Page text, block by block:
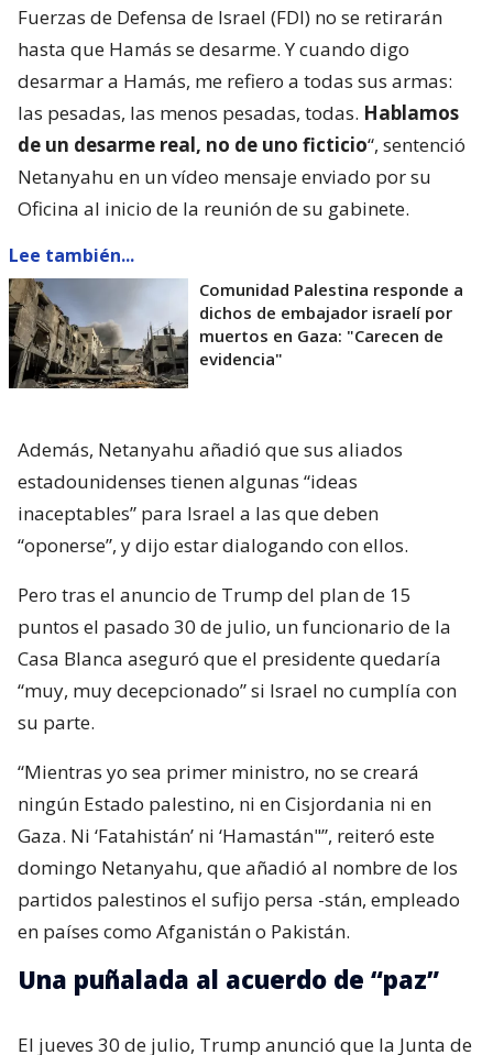
Fuerzas de Defensa de Israel (FDI) no se retirarán
hasta que Hamás se desarme. Y cuando digo
desarmar a Hamás, me refiero a todas sus armas:
las pesadas, las menos pesadas, todas. Hablamos
de un desarme real, no de uno ficticio“, sentenció
Netanyahu en un vídeo mensaje enviado por su
Oficina al inicio de la reunión de su gabinete.
Lee también...
Comunidad Palestina responde a
dichos de embajador israelí por
muertos en Gaza: "Carecen de
evidencia"
Además, Netanyahu añadió que sus aliados
estadounidenses tienen algunas “ideas
inaceptables” para Israel a las que deben
“oponerse”, y dijo estar dialogando con ellos.
Pero tras el anuncio de Trump del plan de 15
puntos el pasado 30 de julio, un funcionario de la
Casa Blanca aseguró que el presidente quedaría
“muy, muy decepcionado” si Israel no cumplía con
su parte.
“Mientras yo sea primer ministro, no se creará
ningún Estado palestino, ni en Cisjordania ni en
Gaza. Ni ‘Fatahistán’ ni ‘Hamastán"”, reiteró este
domingo Netanyahu, que añadió al nombre de los
partidos palestinos el sufijo persa -stán, empleado
en países como Afganistán o Pakistán.
Una puñalada al acuerdo de “paz”
El jueves 30 de julio, Trump anunció que la Junta de